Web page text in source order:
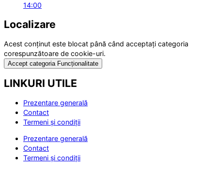
14:00
Localizare
Acest conținut este blocat până când acceptați categoria
corespunzătoare de cookie-uri.
Accept categoria Funcționalitate
LINKURI UTILE
Prezentare generală
Contact
Termeni și condiții
Prezentare generală
Contact
Termeni și condiții